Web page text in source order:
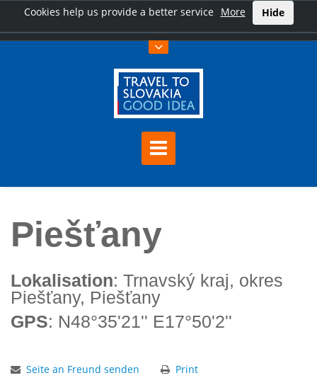
Cookies help us provide a better service More Hide
Piešťany
Lokalisation: Trnavský kraj, okres
Piešťany, Piešťany
GPS: N48°35'21'' E17°50'2''
Seite an Freund senden Print